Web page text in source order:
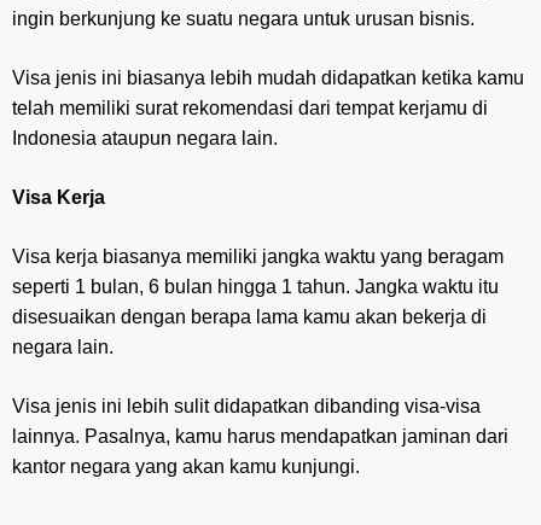
ingin berkunjung ke suatu negara untuk urusan bisnis.
Visa jenis ini biasanya lebih mudah didapatkan ketika kamu
telah memiliki surat rekomendasi dari tempat kerjamu di
Indonesia ataupun negara lain.
Visa Kerja
Visa kerja biasanya memiliki jangka waktu yang beragam
seperti 1 bulan, 6 bulan hingga 1 tahun. Jangka waktu itu
disesuaikan dengan berapa lama kamu akan bekerja di
negara lain.
Visa jenis ini lebih sulit didapatkan dibanding visa-visa
lainnya. Pasalnya, kamu harus mendapatkan jaminan dari
kantor negara yang akan kamu kunjungi.